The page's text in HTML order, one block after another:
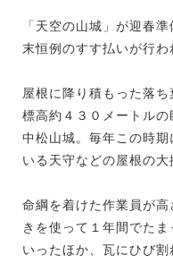
「天空の山城」が迎春
末恒例のすす払いが行わ
屋根に降り積もった落ち
標高約４３０メートル
中松山城。毎年この時
いる天守などの屋根の大
命綱を着けた作業員が
きを使って１年間でた
いったほか、瓦にひび